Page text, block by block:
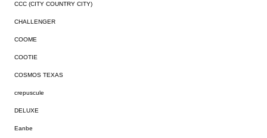
CCC (CITY COUNTRY CITY)
CHALLENGER
COOME
COOTIE
COSMOS TEXAS
crepuscule
DELUXE
Eanbe